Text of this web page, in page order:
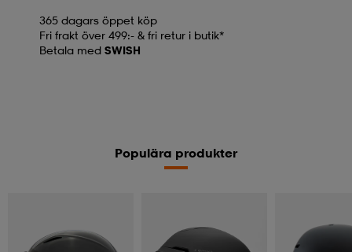
365 dagars öppet köp
Fri frakt över 499:- & fri retur i butik*
Betala med SWISH
Populära produkter